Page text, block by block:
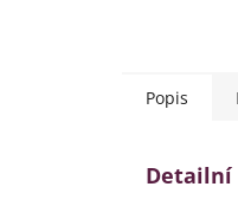
Popis
Detailní